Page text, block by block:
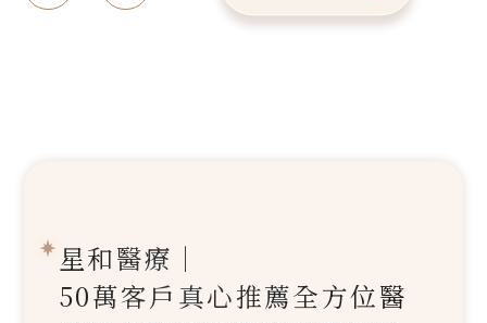
星和醫療｜
50萬客戶真心推薦全方位醫